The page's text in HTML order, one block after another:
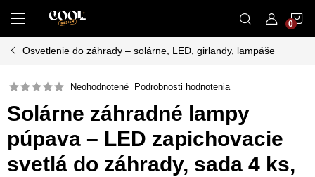
obsah
Osvetlenie do záhrady – solárne, LED, girlandy, lampáše
Neohodnotené Podrobnosti hodnotenia
Solárne záhradné lampy
púpava – LED zapichovacie
svetlá do záhrady, sada 4 ks,